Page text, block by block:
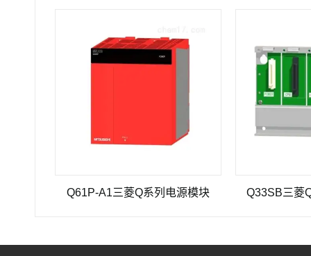
Q61P-A1三菱Q系列电源模块 Q33SB三菱Q系列